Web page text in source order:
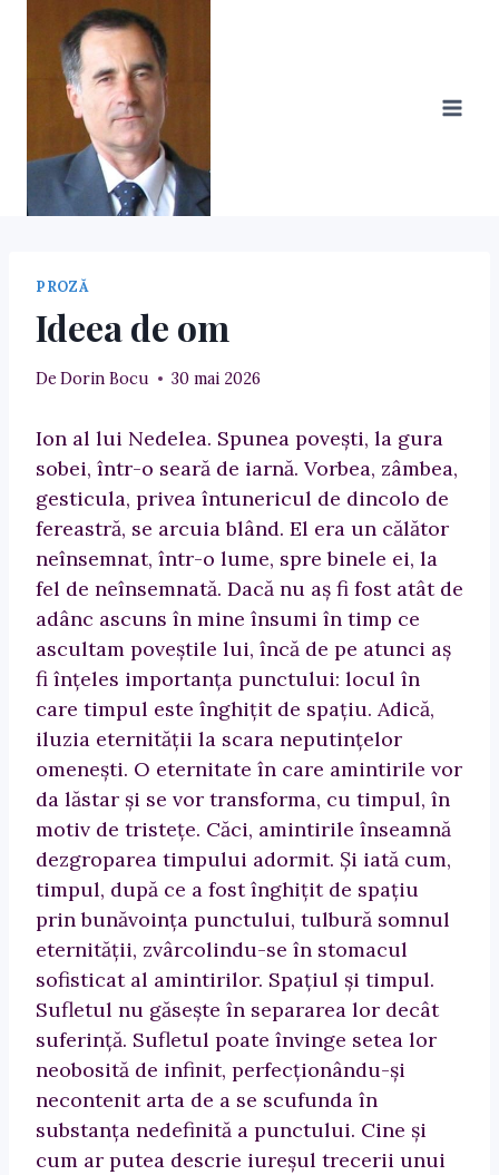
conținut
PROZĂ
Ideea de om
De Dorin Bocu 30 mai 2026
Ion al lui Nedelea. Spunea poveşti, la gura
sobei, într-o seară de iarnă. Vorbea, zâmbea,
gesticula, privea întunericul de dincolo de
fereastră, se arcuia blând. El era un călător
neînsemnat, într-o lume, spre binele ei, la
fel de neînsemnată. Dacă nu aş fi fost atât de
adânc ascuns în mine însumi în timp ce
ascultam poveştile lui, încă de pe atunci aş
fi înţeles importanţa punctului: locul în
care timpul este înghiţit de spaţiu. Adică,
iluzia eternităţii la scara neputinţelor
omeneşti. O eternitate în care amintirile vor
da lăstar şi se vor transforma, cu timpul, în
motiv de tristeţe. Căci, amintirile înseamnă
dezgroparea timpului adormit. Şi iată cum,
timpul, după ce a fost înghiţit de spaţiu
prin bunăvoinţa punctului, tulbură somnul
eternităţii, zvârcolindu-se în stomacul
sofisticat al amintirilor. Spaţiul şi timpul.
Sufletul nu găseşte în separarea lor decât
suferinţă. Sufletul poate învinge setea lor
neobosită de infinit, perfecţionându-şi
necontenit arta de a se scufunda în
substanţa nedefinită a punctului. Cine şi
cum ar putea descrie iureşul trecerii unui